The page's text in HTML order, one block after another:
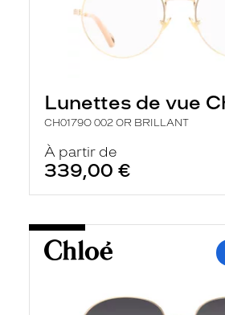
Lunettes de vue
CH0179O 002 OR BRILLANT
À partir de
339,00 €